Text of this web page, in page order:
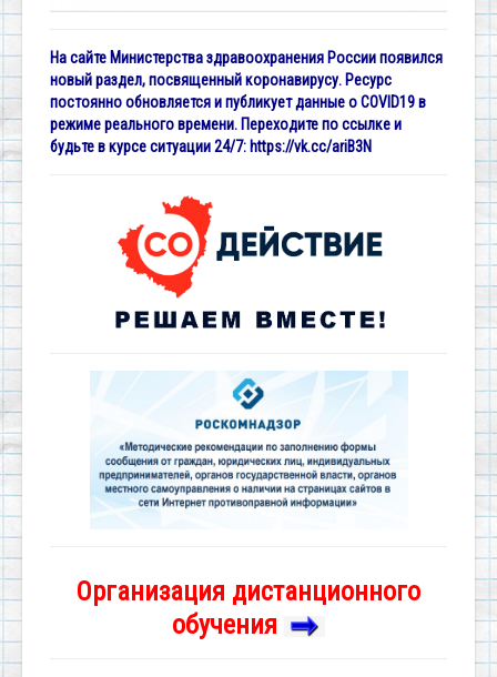
На сайте Министерства здравоохранения России появился
новый раздел, посвященный коронавирусу. Ресурс
постоянно обновляется и публикует данные о COVID19 в
режиме реального времени. Переходите по ссылке и
будьте в курсе ситуации 24/7: https://vk.cc/ariB3N
Организация дистанционного
обучения